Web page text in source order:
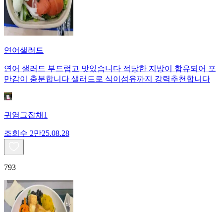
연어샐러드
연어 샐러드 부드럽고 맛있습니다 적당한 지방이 함유되어 포
만감이 충분합니다 샐러드로 식이섬유까지 강력추천합니다
귀염그잡채1
조회수 2만25.08.28
793